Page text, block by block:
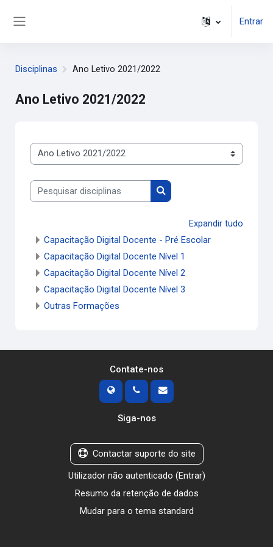
Entrar
Disciplinas Ano Letivo 2021/2022
Ano Letivo 2021/2022
Categorias de disciplinas
Pesquisar disciplinas
Pesquisar disciplinas
Expandir tudo
Capacitação Digital Docente - Pré Escolar
Capacitação Digital Docente Nível 1
Capacitação Digital Docente Nível 2
Capacitação Digital Docente Nível 3
Outras Formações
Contate-nos
Siga-nos
Contactar suporte do site
Utilizador não autenticado (Entrar)
Resumo da retenção de dados
Mudar para o tema standard